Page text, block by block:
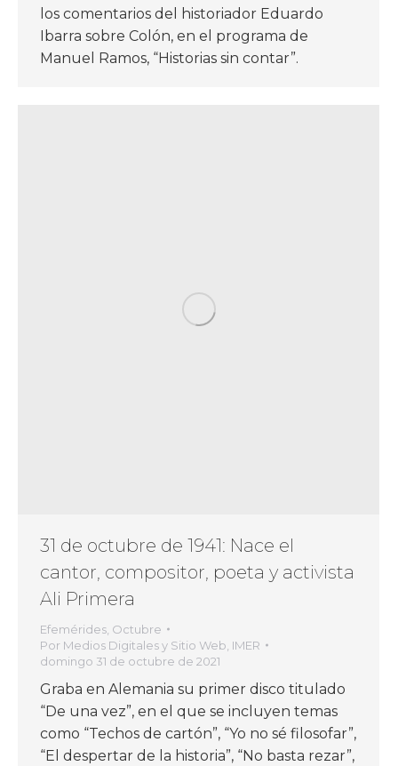
los comentarios del historiador Eduardo
Ibarra sobre Colón, en el programa de
Manuel Ramos, “Historias sin contar”.
31 de octubre de 1941: Nace el
cantor, compositor, poeta y activista
Ali Primera
Efemérides, Octubre
Por Medios Digitales y Sitio Web, IMER
domingo 31 de octubre de 2021
Graba en Alemania su primer disco titulado
“De una vez”, en el que se incluyen temas
como “Techos de cartón”, “Yo no sé filosofar”,
“El despertar de la historia”, “No basta rezar”,